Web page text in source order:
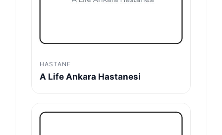
HASTANE
A Life Ankara Hastanesi